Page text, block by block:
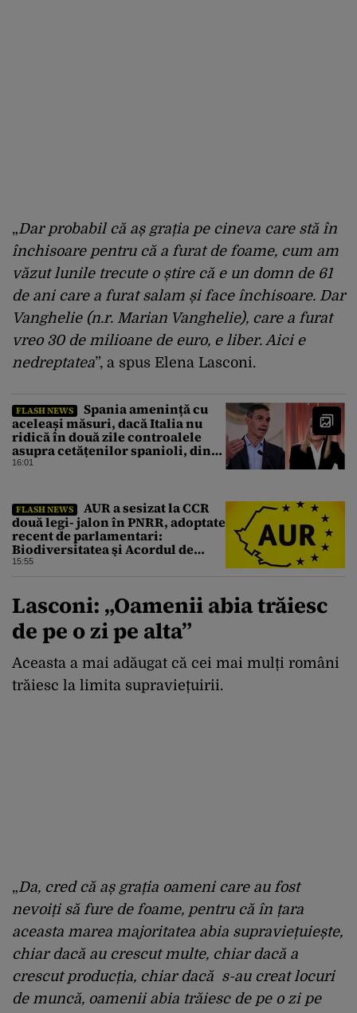
„Dar probabil că aș grația pe cineva care stă în
închisoare pentru că a furat de foame, cum am
văzut lunile trecute o știre că e un domn de 61
de ani care a furat salam și face închisoare. Dar
Vanghelie (n.r. Marian Vanghelie), care a furat
vreo 30 de milioane de euro, e liber. Aici e
nedreptatea”, a spus Elena Lasconi.
FLASH NEWS
Spania amenință cu
aceleași măsuri, dacă Italia nu
ridică în două zile controalele
asupra cetățenilor spanioli, din
cauza crizei migrației
16:01
FLASH NEWS
AUR a sesizat la CCR
două legi- jalon în PNRR, adoptate
recent de parlamentari:
Biodiversitatea şi Acordul de
împrumut cu BIRD
15:55
Lasconi: „Oamenii abia trăiesc
de pe o zi pe alta”
Aceasta a mai adăugat că cei mai mulți români
trăiesc la limita supraviețuirii.
„Da, cred că aș grația oameni care au fost
nevoiți să fure de foame, pentru că în țara
aceasta marea majoritatea abia supraviețuiește,
chiar dacă au crescut multe, chiar dacă a
crescut producția, chiar dacă s-au creat locuri
de muncă, oamenii abia trăiesc de pe o zi pe